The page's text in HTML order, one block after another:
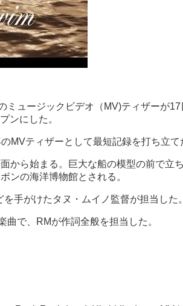
ュージックビデオ（MV)ティザーが
ンにした。
MVティザーとして最短記録を打ち立
から始まる。巨大な船の模型の前で
ンの海洋博物館とされる。
手がけたタヌ・ムイノ監督が担当した。
曲で、RMが作詞全般を担当した。